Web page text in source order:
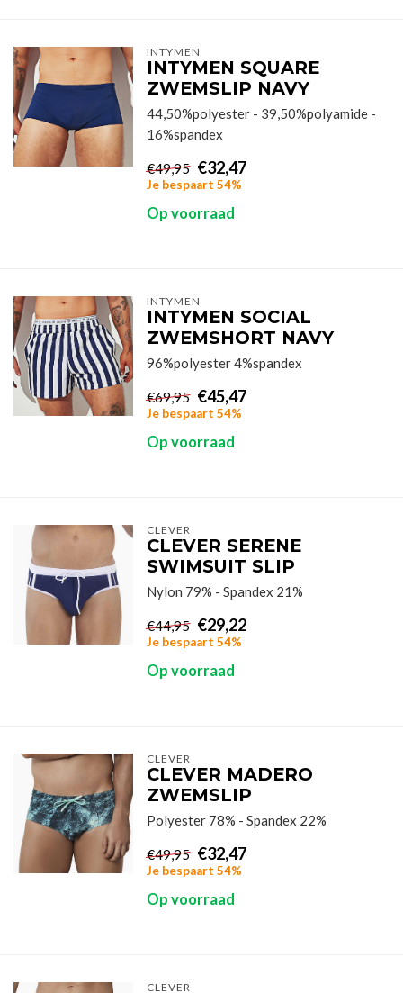
INTYMEN
INTYMEN SQUARE
ZWEMSLIP NAVY
44,50%polyester - 39,50%polyamide -
16%spandex
€49,95 €32,47
Je bespaart 54%
Op voorraad
INTYMEN
INTYMEN SOCIAL
ZWEMSHORT NAVY
96%polyester 4%spandex
€69,95 €45,47
Je bespaart 54%
Op voorraad
CLEVER
CLEVER SERENE
SWIMSUIT SLIP
Nylon 79% - Spandex 21%
€44,95 €29,22
Je bespaart 54%
Op voorraad
CLEVER
CLEVER MADERO
ZWEMSLIP
Polyester 78% - Spandex 22%
€49,95 €32,47
Je bespaart 54%
Op voorraad
CLEVER